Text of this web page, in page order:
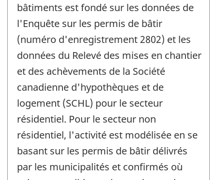
bâtiments est fondé sur les données de
l'Enquête sur les permis de bâtir
(numéro d'enregistrement 2802) et les
données du Relevé des mises en chantier
et des achèvements de la Société
canadienne d'hypothèques et de
logement (SCHL) pour le secteur
résidentiel. Pour le secteur non
résidentiel, l'activité est modélisée en se
basant sur les permis de bâtir délivrés
par les municipalités et confirmés où